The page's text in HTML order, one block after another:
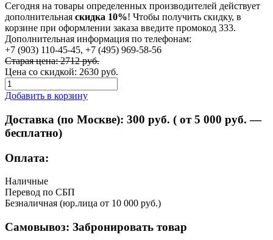
Сегодня на товары определенных производителей действует
дополнительная скидка 10%! Чтобы получить скидку, в
корзине при оформлении заказа введите промокод 333.
Дополнительная информация по телефонам:
+7 (903) 110-45-45, +7 (495) 969-58-56
Старая цена: 2712 руб.
Цена со скидкой: 2630 руб.
Добавить в корзину
Доставка (по Москве): 300 руб. ( от 5 000 руб. —
бесплатно)
Оплата:
Наличные
Перевод по СБП
Безналичная (юр.лица от 10 000 руб.)
Самовывоз: Забронировать товар